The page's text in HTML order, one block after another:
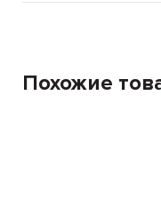
Похожие